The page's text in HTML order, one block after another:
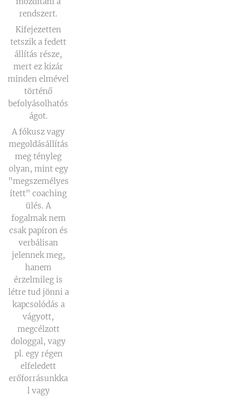
rendszert.
Kifejezetten
tetszik a fedett
állítás része,
mert ez kizár
minden elmével
történő
befolyásolhatós
ágot.
A fókusz vagy
megoldásállítás
meg tényleg
olyan, mint egy
"megszemélyes
ített" coaching
ülés. A
fogalmak nem
csak papíron és
verbálisan
jelennek meg,
hanem
érzelmileg is
létre tud jönni a
kapcsolódás a
vágyott,
megcélzott
dologgal, vagy
pl. egy régen
elfeledett
erőforrásunkka
l vagy